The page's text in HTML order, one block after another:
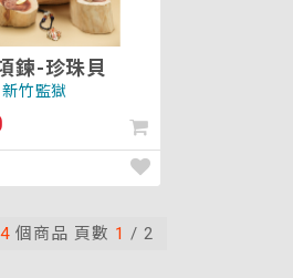
鍊-珍珠貝
竹監獄
個商品 頁數 1 / 2